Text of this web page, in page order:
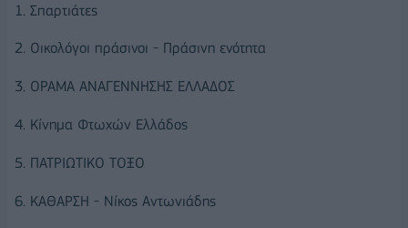
1. Σπαρτιάτες
2. Οικολόγοι πράσινοι - Πράσινη ενότητα
3. ΟΡΑΜΑ ΑΝΑΓΕΝΝΗΣΗΣ ΕΛΛΑΔΟΣ
4. Κίνημα Φτωχών Ελλάδος
5. ΠΑΤΡΙΩΤΙΚΟ ΤΟΞΟ
6. ΚΑΘΑΡΣΗ - Νίκος Αντωνιάδης